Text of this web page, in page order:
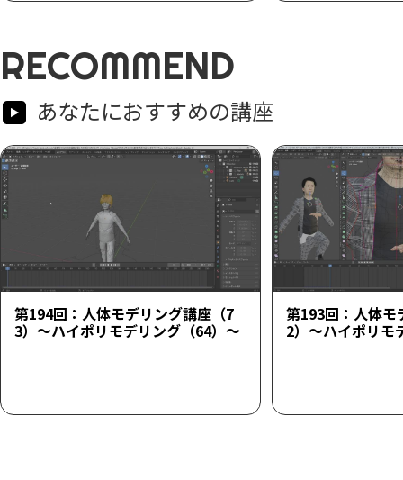
RECOMMEND
あなたにおすすめの講座
第194回：人体モデリング講座（7
3）～ハイポリモデリング（64）～
第193回：人体モ
2）～ハイポリモ